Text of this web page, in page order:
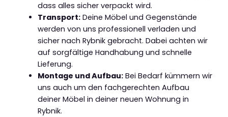
dass alles sicher verpackt wird.
Transport:Deine Möbel und Gegenstände
werden von uns professionell verladen und
sicher nach Rybnik gebracht. Dabei achten wir
auf sorgfältige Handhabung und schnelle
Lieferung.
Montage und Aufbau:Bei Bedarf kümmern wir
uns auch um den fachgerechten Aufbau
deiner Möbel in deiner neuen Wohnung in
Rybnik.